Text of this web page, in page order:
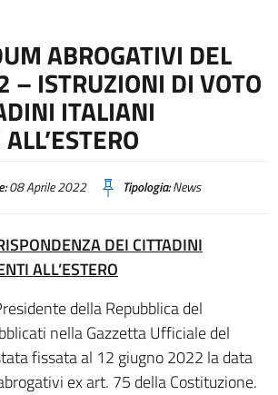
ABROGATIVI DEL
ISTRUZIONI DI VOTO
ITALIANI
08 Aprile 2022 Tipologia:News
DEI CITTADINI
ALL’ESTERO
della Repubblica del
nella Gazzetta Ufficiale del
fissata al 12 giugno 2022 la data
ex art. 75 della Costituzione.